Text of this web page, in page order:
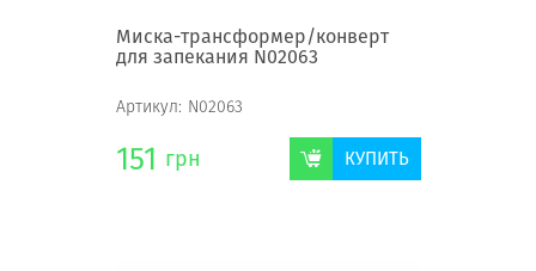
Миска-трансформер/конверт
для запекания N02063
Артикул: N02063
151 грн КУПИТЬ